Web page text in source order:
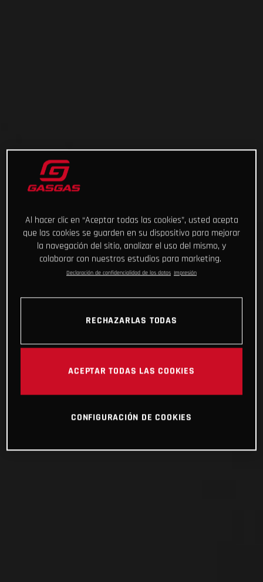
Al hacer clic en “Aceptar todas las cookies”, usted acepta
que las cookies se guarden en su dispositivo para mejorar
la navegación del sitio, analizar el uso del mismo, y
colaborar con nuestros estudios para marketing.
Declaración de confidencialidad de los datos Impresión
RECHAZARLAS TODAS
ACEPTAR TODAS LAS COOKIES
CONFIGURACIÓN DE COOKIES